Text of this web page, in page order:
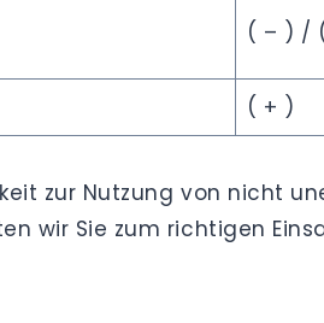
( – ) /
( + )
zur Nutzung von nicht
wir Sie zum richtigen